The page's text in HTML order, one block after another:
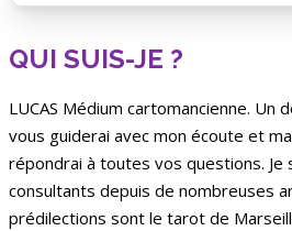
QUI SUIS-JE ?
LUCAS Médium cartomancienne. Un
vous guiderai avec mon écoute et
répondrai à toutes vos questions. Je
consultants depuis de nombreuses
prédilections sont le tarot de